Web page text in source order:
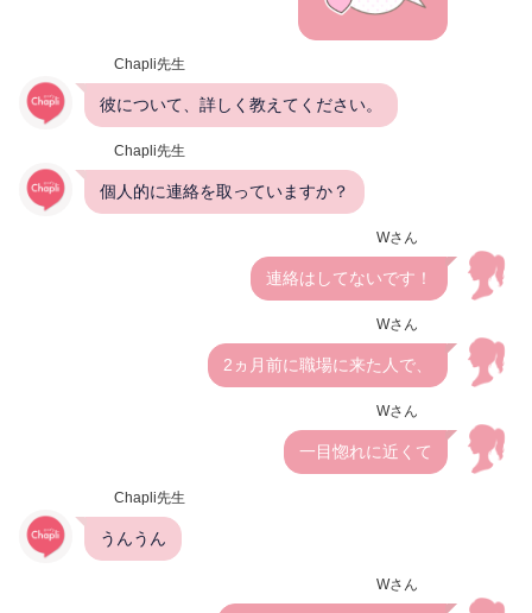
Chapli先生
彼について、詳しく教えてください。
Chapli先生
個人的に連絡を取っていますか？
Wさん
連絡はしてないです！
Wさん
2ヵ月前に職場に来た人で、
Wさん
一目惚れに近くて
Chapli先生
うんうん
Wさん